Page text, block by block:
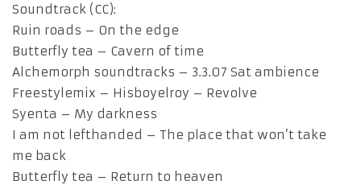
Soundtrack (CC):
Ruin roads – On the edge
Butterfly tea – Cavern of time
Alchemorph soundtracks – 3.3.07 Sat ambience
Freestylemix – Hisboyelroy – Revolve
Syenta – My darkness
I am not lefthanded – The place that won’t take
me back
Butterfly tea – Return to heaven